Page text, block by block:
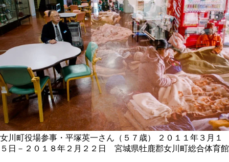
女川町役場参事・平塚英一さん（５７歳）
２０１１年３月１
５日－２０１８年２月２２日 宮城県牡鹿郡女川町総合体育館